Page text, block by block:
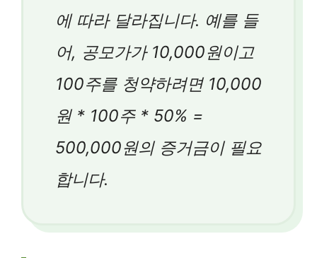
에 따라 달라집니다. 예를 들
어, 공모가가 10,000원이고
100주를 청약하려면 10,000
원 * 100주 * 50% =
500,000원의 증거금이 필요
합니다.